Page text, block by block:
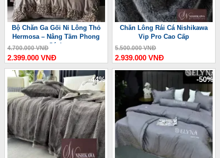
Bộ Chăn Ga Gối Nỉ Lông Thỏ
Hermosa – Nâng Tầm Phong
Cách
4.700.000 VNĐ
2.399.000 VNĐ
Chăn Lông Rái Cá Nishikawa
Vip Pro Cao Cấp
5.500.000 VNĐ
2.939.000 VNĐ
-44% -50%